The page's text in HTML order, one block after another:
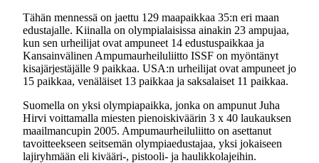
Tähän mennessä on jaettu 129 maapaikkaa 35:n eri maan
edustajalle. Kiinalla on olympialaisissa ainakin 23 ampujaa,
kun sen urheilijat ovat ampuneet 14 edustuspaikkaa ja
Kansainvälinen Ampumaurheiluliitto ISSF on myöntänyt
kisajärjestäjälle 9 paikkaa. USA:n urheilijat ovat ampuneet jo
15 paikkaa, venäläiset 13 paikkaa ja saksalaiset 11 paikkaa.
Suomella on yksi olympiapaikka, jonka on ampunut Juha
Hirvi voittamalla miesten pienoiskiväärin 3 x 40 laukauksen
maailmancupin 2005. Ampumaurheiluliitto on asettanut
tavoitteekseen seitsemän olympiaedustajaa, yksi jokaiseen
lajiryhmään eli kivääri-, pistooli- ja haulikkolajeihin.